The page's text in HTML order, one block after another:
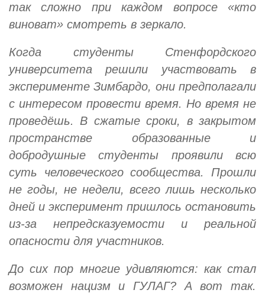
так сложно при каждом вопросе «кто
виноват» смотреть в зеркало.
Когда студенты Стенфордского
университета решили участвовать в
эксперименте Зимбардо, они предполагали
с интересом провести время. Но время не
проведёшь. В сжатые сроки, в закрытом
пространстве образованные и
добродушные студенты проявили всю
суть человеческого сообщества. Прошли
не годы, не недели, всего лишь несколько
дней и эксперимент пришлось остановить
из-за непредсказуемости и реальной
опасности для участников.
До сих пор многие удивляются: как стал
возможен нацизм и ГУЛАГ? А вот так.